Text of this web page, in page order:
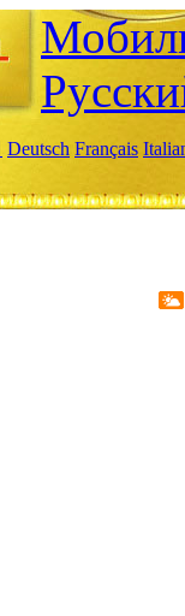
Deutsch Français